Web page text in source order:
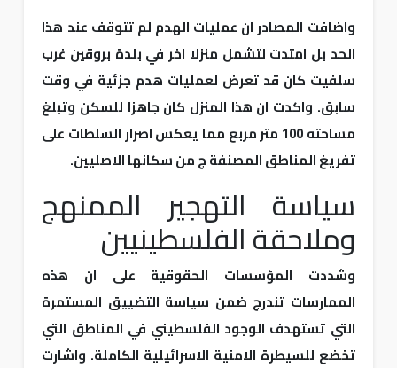
واضافت المصادر ان عمليات الهدم لم تتوقف عند هذا
الحد بل امتدت لتشمل منزلا اخر في بلدة بروقين غرب
سلفيت كان قد تعرض لعمليات هدم جزئية في وقت
سابق. واكدت ان هذا المنزل كان جاهزا للسكن وتبلغ
مساحته 100 متر مربع مما يعكس اصرار السلطات على
تفريغ المناطق المصنفة ج من سكانها الاصليين.
سياسة التهجير الممنهج
وملاحقة الفلسطينيين
وشددت المؤسسات الحقوقية على ان هذه
الممارسات تندرج ضمن سياسة التضييق المستمرة
التي تستهدف الوجود الفلسطيني في المناطق التي
تخضع للسيطرة الامنية الاسرائيلية الكاملة. واشارت